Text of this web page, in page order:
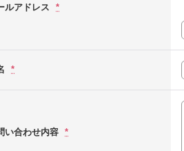
ルアドレス *
*
い合わせ内容 *